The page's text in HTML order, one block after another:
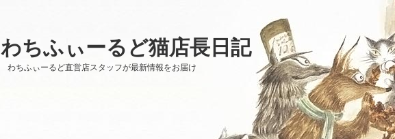
わちふぃーるど猫店長日記
わちふぃーるど直営店スタッフが最新情報をお届け